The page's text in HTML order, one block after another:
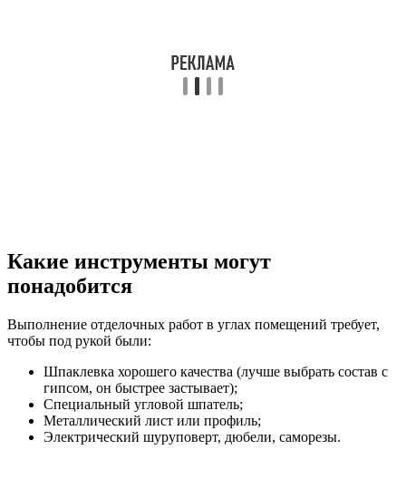
Какие инструменты могут
понадобится
Выполнение отделочных работ в углах помещений требует,
чтобы под рукой были:
Шпаклевка хорошего качества (лучше выбрать состав с
гипсом, он быстрее застывает);
Специальный угловой шпатель;
Металлический лист или профиль;
Электрический шуруповерт, дюбели, саморезы.